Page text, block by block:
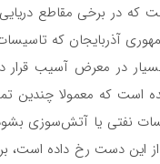
که در برخی مقاطع
آذربایجان که
در معرض آسیب قرار
است که معمولا چندین
نفتی یا آتش‌سوزی
این دست رخ داده است،